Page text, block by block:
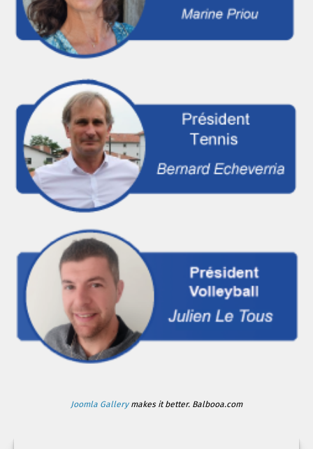
Joomla Gallerymakes it better. Balbooa.com